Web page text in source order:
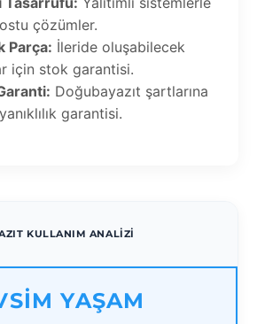
çözümler.
Parça: İleride oluşabilecek
için stok garantisi.
Doğubayazıt şartlarına
garantisi.
KULLANIM ANALIZI
YAŞAM